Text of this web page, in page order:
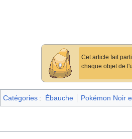
Cet article fait
chaque objet de
Catégories : Ébauche Pokémon Noir